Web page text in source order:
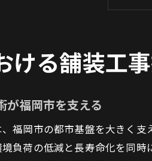
ける舗装工
が福岡市を支える
福岡市の都市基盤を大きく
負荷の低減と長寿命化を同